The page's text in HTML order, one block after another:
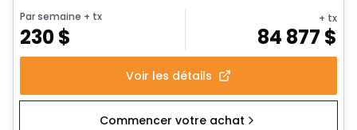
Par semaine + tx
230$
+ tx
84 877 $
Voir les détails
Commencer votre achat